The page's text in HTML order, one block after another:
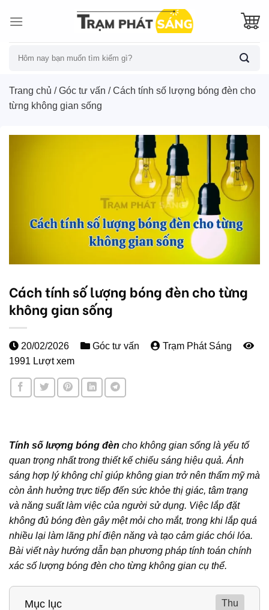
Tìm
Trang chủ /Góc tư vấn /Cách tính số lượng bóng đèn cho
từng không gian sống
Cách tính số lượng bóng đèn cho từng
không gian sống
20/02/2026 Góc tư vấn
Trạm Phát Sáng
1991 Lượt xem
Tính số lượng bóng đèn cho không gian sống là yếu tố
quan trọng nhất trong thiết kế chiếu sáng hiệu quả. Ánh
sáng hợp lý không chỉ giúp không gian trở nên thẩm mỹ mà
còn ảnh hưởng trực tiếp đến sức khỏe thị giác, tâm trạng
và năng suất làm việc của người sử dụng. Việc lắp đặt
không đủ bóng đèn gây mệt mỏi cho mắt, trong khi lắp quá
nhiều lại làm lãng phí điện năng và tạo cảm giác chói lóa.
Bài viết này hướng dẫn bạn phương pháp tính toán chính
xác số lượng bóng đèn cho từng không gian cụ thể.
Mục lục Thu